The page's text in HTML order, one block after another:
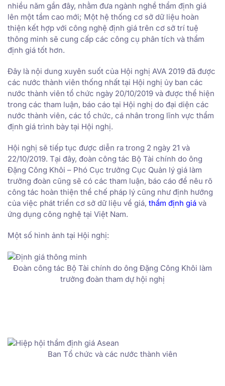
nhiều năm gần đây, nhằm đưa ngành nghề thẩm định giá
lên một tầm cao mới; Một hệ thống cơ sở dữ liệu hoàn
thiện kết hợp với công nghệ định giá trên cơ sở trí tuệ
thông minh sẽ cung cấp các công cụ phân tích và thẩm
định giá tốt hơn.
Đây là nội dung xuyên suốt của Hội nghị AVA 2019 đã được
các nước thành viên thống nhất tại Hội nghị ủy ban các
nước thành viên tổ chức ngày 20/10/2019 và được thể hiện
trong các tham luận, báo cáo tại Hội nghị do đại diện các
nước thành viên, các tổ chức, cá nhân trong lĩnh vực thẩm
định giá trình bày tại Hội nghị.
Hội nghị sẽ tiếp tục được diễn ra trong 2 ngày 21 và
22/10/2019. Tại đây, đoàn công tác Bộ Tài chính do ông
Đặng Công Khôi – Phó Cục trưởng Cục Quản lý giá làm
trưởng đoàn cũng sẽ có các tham luận, báo cáo để nêu rõ
công tác hoàn thiện thể chế pháp lý cũng như định hướng
của việc phát triển cơ sở dữ liệu về giá, thẩm định giá và
ứng dụng công nghệ tại Việt Nam.
Một số hình ảnh tại Hội nghị:
Đoàn công tác Bộ Tài chính do ông Đặng Công Khôi làm
trưởng đoàn tham dự hội nghị
Ban Tổ chức và các nước thành viên